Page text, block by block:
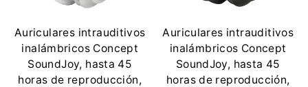
Auriculares intrauditivos
inalámbricos Concept
SoundJoy, hasta 45
horas de reproducción,
Auriculares intrauditivos
inalámbricos Concept
SoundJoy, hasta 45
horas de reproducción,